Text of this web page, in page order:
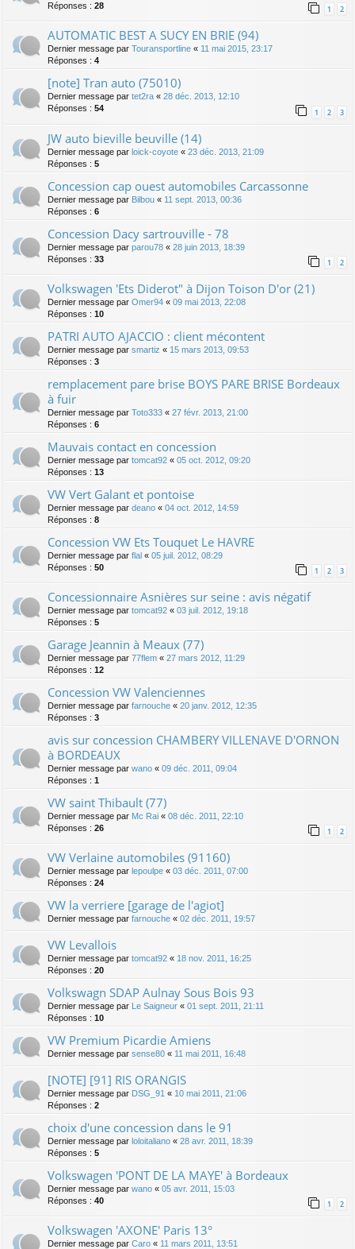
Réponses : 28 1 2
AUTOMATIC BEST A SUCY EN BRIE (94)
Dernier message par Touransportline « 11 mai 2015, 23:17
Réponses : 4
[note] Tran auto (75010)
Dernier message par tet2ra « 28 déc. 2013, 12:10
Réponses : 54 1 2 3
JW auto bieville beuville (14)
Dernier message par loick-coyote « 23 déc. 2013, 21:09
Réponses : 5
Concession cap ouest automobiles Carcassonne
Dernier message par Bilbou « 11 sept. 2013, 00:36
Réponses : 6
Concession Dacy sartrouville - 78
Dernier message par parou78 « 28 juin 2013, 18:39
Réponses : 33 1 2
Volkswagen 'Ets Diderot" à Dijon Toison D'or (21)
Dernier message par Omer94 « 09 mai 2013, 22:08
Réponses : 10
PATRI AUTO AJACCIO : client mécontent
Dernier message par smartiz « 15 mars 2013, 09:53
Réponses : 3
remplacement pare brise BOYS PARE BRISE Bordeaux
à fuir
Dernier message par Toto333 « 27 févr. 2013, 21:00
Réponses : 6
Mauvais contact en concession
Dernier message par tomcat92 « 05 oct. 2012, 09:20
Réponses : 13
VW Vert Galant et pontoise
Dernier message par deano « 04 oct. 2012, 14:59
Réponses : 8
Concession VW Ets Touquet Le HAVRE
Dernier message par flal « 05 juil. 2012, 08:29
Réponses : 50 1 2 3
Concessionnaire Asnières sur seine : avis négatif
Dernier message par tomcat92 « 03 juil. 2012, 19:18
Réponses : 5
Garage Jeannin à Meaux (77)
Dernier message par 77flem « 27 mars 2012, 11:29
Réponses : 12
Concession VW Valenciennes
Dernier message par farnouche « 20 janv. 2012, 12:35
Réponses : 3
avis sur concession CHAMBERY VILLENAVE D'ORNON
à BORDEAUX
Dernier message par wano « 09 déc. 2011, 09:04
Réponses : 1
VW saint Thibault (77)
Dernier message par Mc Rai « 08 déc. 2011, 22:10
Réponses : 26 1 2
VW Verlaine automobiles (91160)
Dernier message par lepoulpe « 03 déc. 2011, 07:00
Réponses : 24
VW la verriere [garage de l'agiot]
Dernier message par farnouche « 02 déc. 2011, 19:57
VW Levallois
Dernier message par tomcat92 « 18 nov. 2011, 16:25
Réponses : 20
Volkswagn SDAP Aulnay Sous Bois 93
Dernier message par Le Saigneur « 01 sept. 2011, 21:11
Réponses : 10
VW Premium Picardie Amiens
Dernier message par sense80 « 11 mai 2011, 16:48
[NOTE] [91] RIS ORANGIS
Dernier message par DSG_91 « 10 mai 2011, 21:06
Réponses : 2
choix d'une concession dans le 91
Dernier message par loloitaliano « 28 avr. 2011, 18:39
Réponses : 5
Volkswagen 'PONT DE LA MAYE' à Bordeaux
Dernier message par wano « 05 avr. 2011, 15:03
Réponses : 40 1 2
Volkswagen 'AXONE' Paris 13°
Dernier message par Caro « 11 mars 2011, 13:51